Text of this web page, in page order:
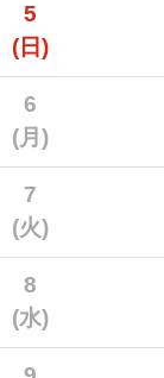
5
(日)
6
(月)
7
(火)
8
(水)